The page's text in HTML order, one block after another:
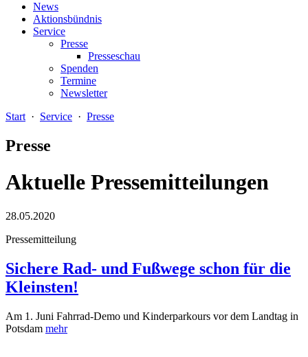
News
Aktionsbündnis
Service
Presse
Presseschau
Spenden
Termine
Newsletter
Start · Service · Presse
Presse
Aktuelle Pressemitteilungen
28.05.2020
Pressemitteilung
Sichere Rad- und Fußwege schon für die
Kleinsten!
Am 1. Juni Fahrrad-Demo und Kinderparkours vor dem Landtag in
Potsdam mehr